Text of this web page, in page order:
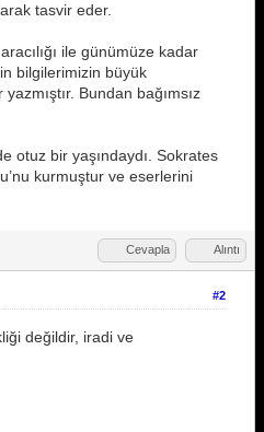
tasvir eder.
ile günümüze kadar
bilgilerimizin büyük
Bundan bağımsız
otuz bir yaşındaydı. Sokrates
kurmuştur ve eserlerini
Cevapla Alıntı
#2
değildir, iradi ve